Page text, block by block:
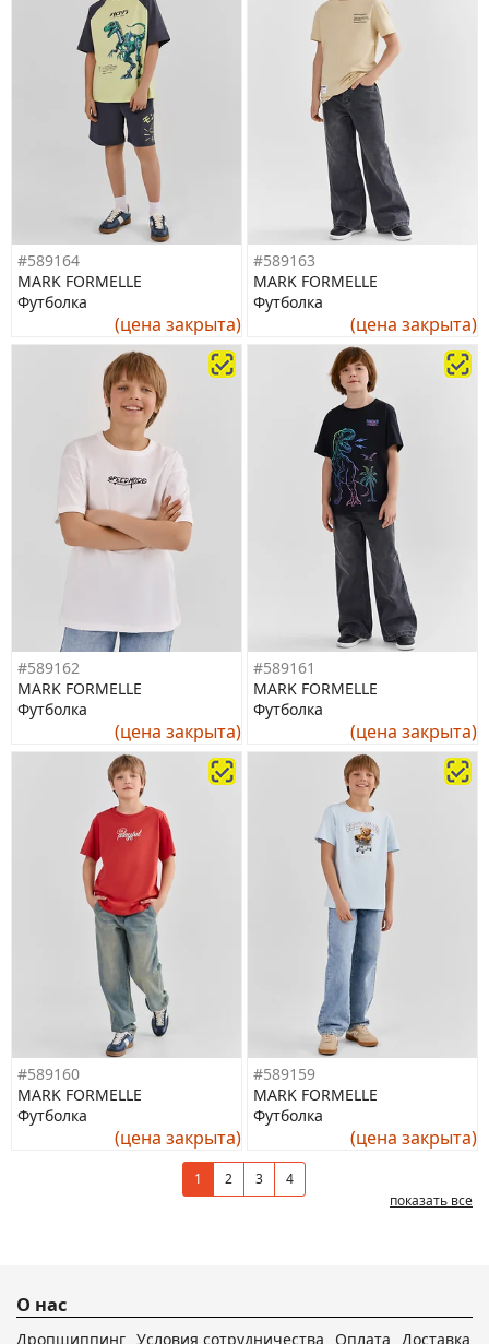
#589164
MARK FORMELLE
Футболка
(цена закрыта)
#589163
MARK FORMELLE
Футболка
(цена закрыта)
#589162
MARK FORMELLE
Футболка
(цена закрыта)
#589161
MARK FORMELLE
Футболка
(цена закрыта)
#589160
MARK FORMELLE
Футболка
(цена закрыта)
#589159
MARK FORMELLE
Футболка
(цена закрыта)
1 2 3
4
показать все
О нас
Дропшиппинг Условия сотрудничества Оплата Доставка